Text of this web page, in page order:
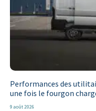
Performances des
une fois le fourgon
9 août 2026